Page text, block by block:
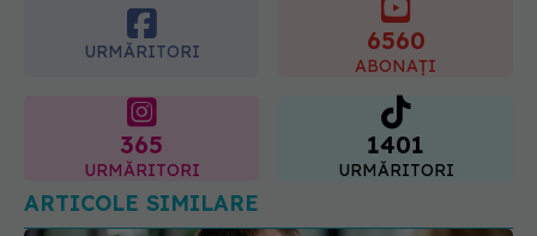
URMĂRITORI 6560
ABONAȚI
365
URMĂRITORI
1401
URMĂRITORI
ARTICOLE SIMILARE